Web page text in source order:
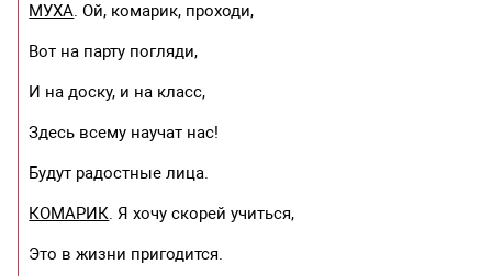
МУХА. Ой, комарик, проходи,
Вот на парту погляди,
И на доску, и на класс,
Здесь всему научат нас!
Будут радостные лица.
КОМАРИК. Я хочу скорей учиться,
Это в жизни пригодится.